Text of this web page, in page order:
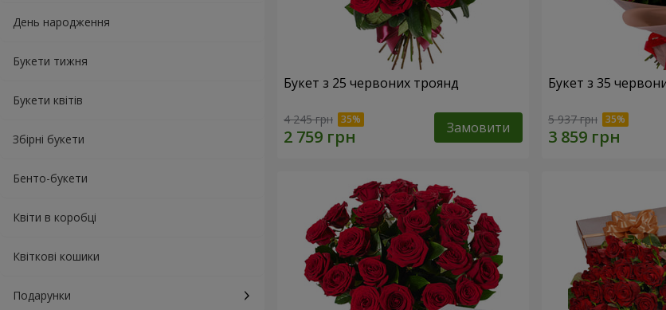
День народження
Букети тижня
Букети квітів
Збірні букети
Бенто-букети
Квіти в коробці
Квіткові кошики
Подарунки
Букет з 25 червоних троянд
4 245 грн Замовити
Букет з 35
5 937 грн